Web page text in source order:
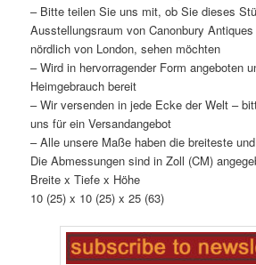
– Bitte teilen Sie uns mit, ob Sie dieses
Ausstellungsraum von Canonbury
nördlich von London, sehen möchten
– Wird in hervorragender Form angeboten
Heimgebrauch bereit
– Wir versenden in jede Ecke der Welt –
uns für ein Versandangebot
– Alle unsere Maße haben die breiteste
Die Abmessungen sind in Zoll (CM)
Breite x Tiefe x Höhe
10 (25) x 10 (25) x 25 (63)